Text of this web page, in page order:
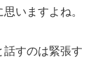
いますよね。
話すのは緊張す